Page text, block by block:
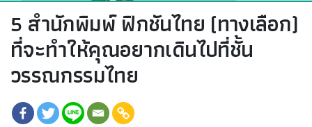
5 สำนักพิมพ์ ฟิกชันไทย (ทางเลือก)
ที่จะทำให้คุณอยากเดินไปที่ชั้น
วรรณกรรมไทย